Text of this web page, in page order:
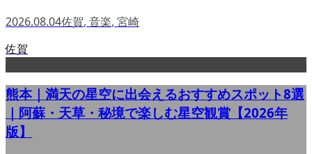
2026.08.04佐賀, 音楽, 宮崎
佐賀
熊本｜満天の星空に出会えるおすすめスポット8選
｜阿蘇・天草・秘境で楽しむ星空観賞【2026年
版】